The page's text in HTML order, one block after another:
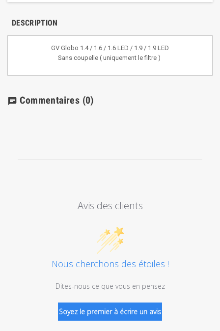
DESCRIPTION
GV Globo 1.4 / 1.6 / 1.6 LED / 1.9 / 1.9 LED
Sans coupelle ( uniquement le filtre )
chat Commentaires (0)
Avis des clients
Nous cherchons des étoiles !
Dites-nous ce que vous en pensez
Soyez le premier à écrire un avis